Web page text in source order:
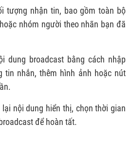
tượng nhận tin, bao gồm toàn bộ
nhóm người theo nhãn bạn đã
dung broadcast bằng cách nhập
tin nhắn, thêm hình ảnh hoặc nút
lại nội dung hiển thị, chọn thời gian
để hoàn tất.